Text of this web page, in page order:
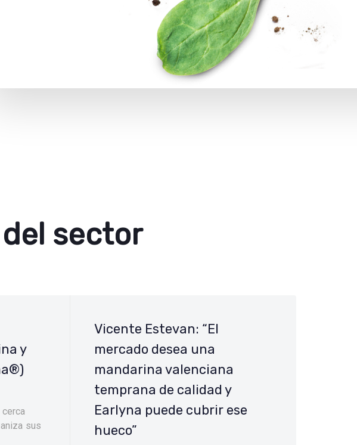
sector
y
sus
Vicente Estevan: “El
mercado desea una
mandarina valenciana
temprana de calidad y
Earlyna puede cubrir ese
hueco”